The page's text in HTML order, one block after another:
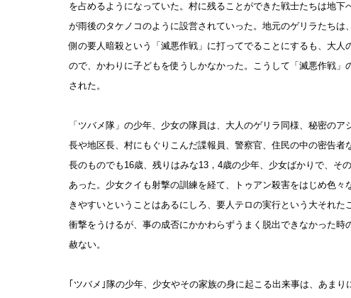
を占めるようになっていた。村に残ることができた戦士たちは地
が雨後のタケノコのように設営されていった。地元のゲリラたちは
側の要人暗殺という「滅悪作戦」に打ってでることにするも、大人
ので、かわりに子どもを使うしかなかった。こうして「滅悪作戦」
された。
「ツバメ隊」の少年、少女の隊員は、大人のゲリラ同様、秘密の
長や地区長、村にもぐりこんだ諜報員、警察官、住民の中の密告者
長のものでも16歳、残りはみな13，4歳の少年、少女ばかりで、そ
あった。少女クイも射撃の訓練を経て、トゥアン殺害をはじめ色々
きやすいということはあるにしろ、要人テロの実行という大それた
衝撃をうけるが、事の成否にかかわらずうまく脱出できなかった時
赦ない。
｢ツバメ｣隊の少年、少女やその家族の身に起こる出来事は、あまり